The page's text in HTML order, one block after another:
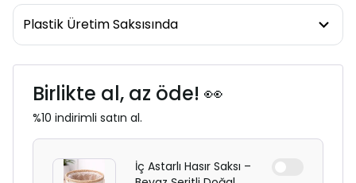
Birlikte al, az öde! 👀
%10 indirimli satın al.
İç Astarlı Hasır Saksı –